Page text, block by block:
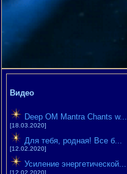
Видео
Deep OM Mantra Chants w...
[18.03.2020]
Для тебя, родная! Все б...
[12.02.2020]
Усиление энергетической...
[12.02.2020]